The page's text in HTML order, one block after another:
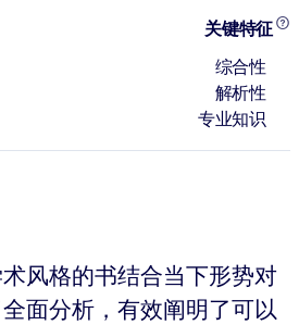
关键特征
综合性
解析性
专业知识
风格的书结合当下形势对
面分析，有效阐明了可以